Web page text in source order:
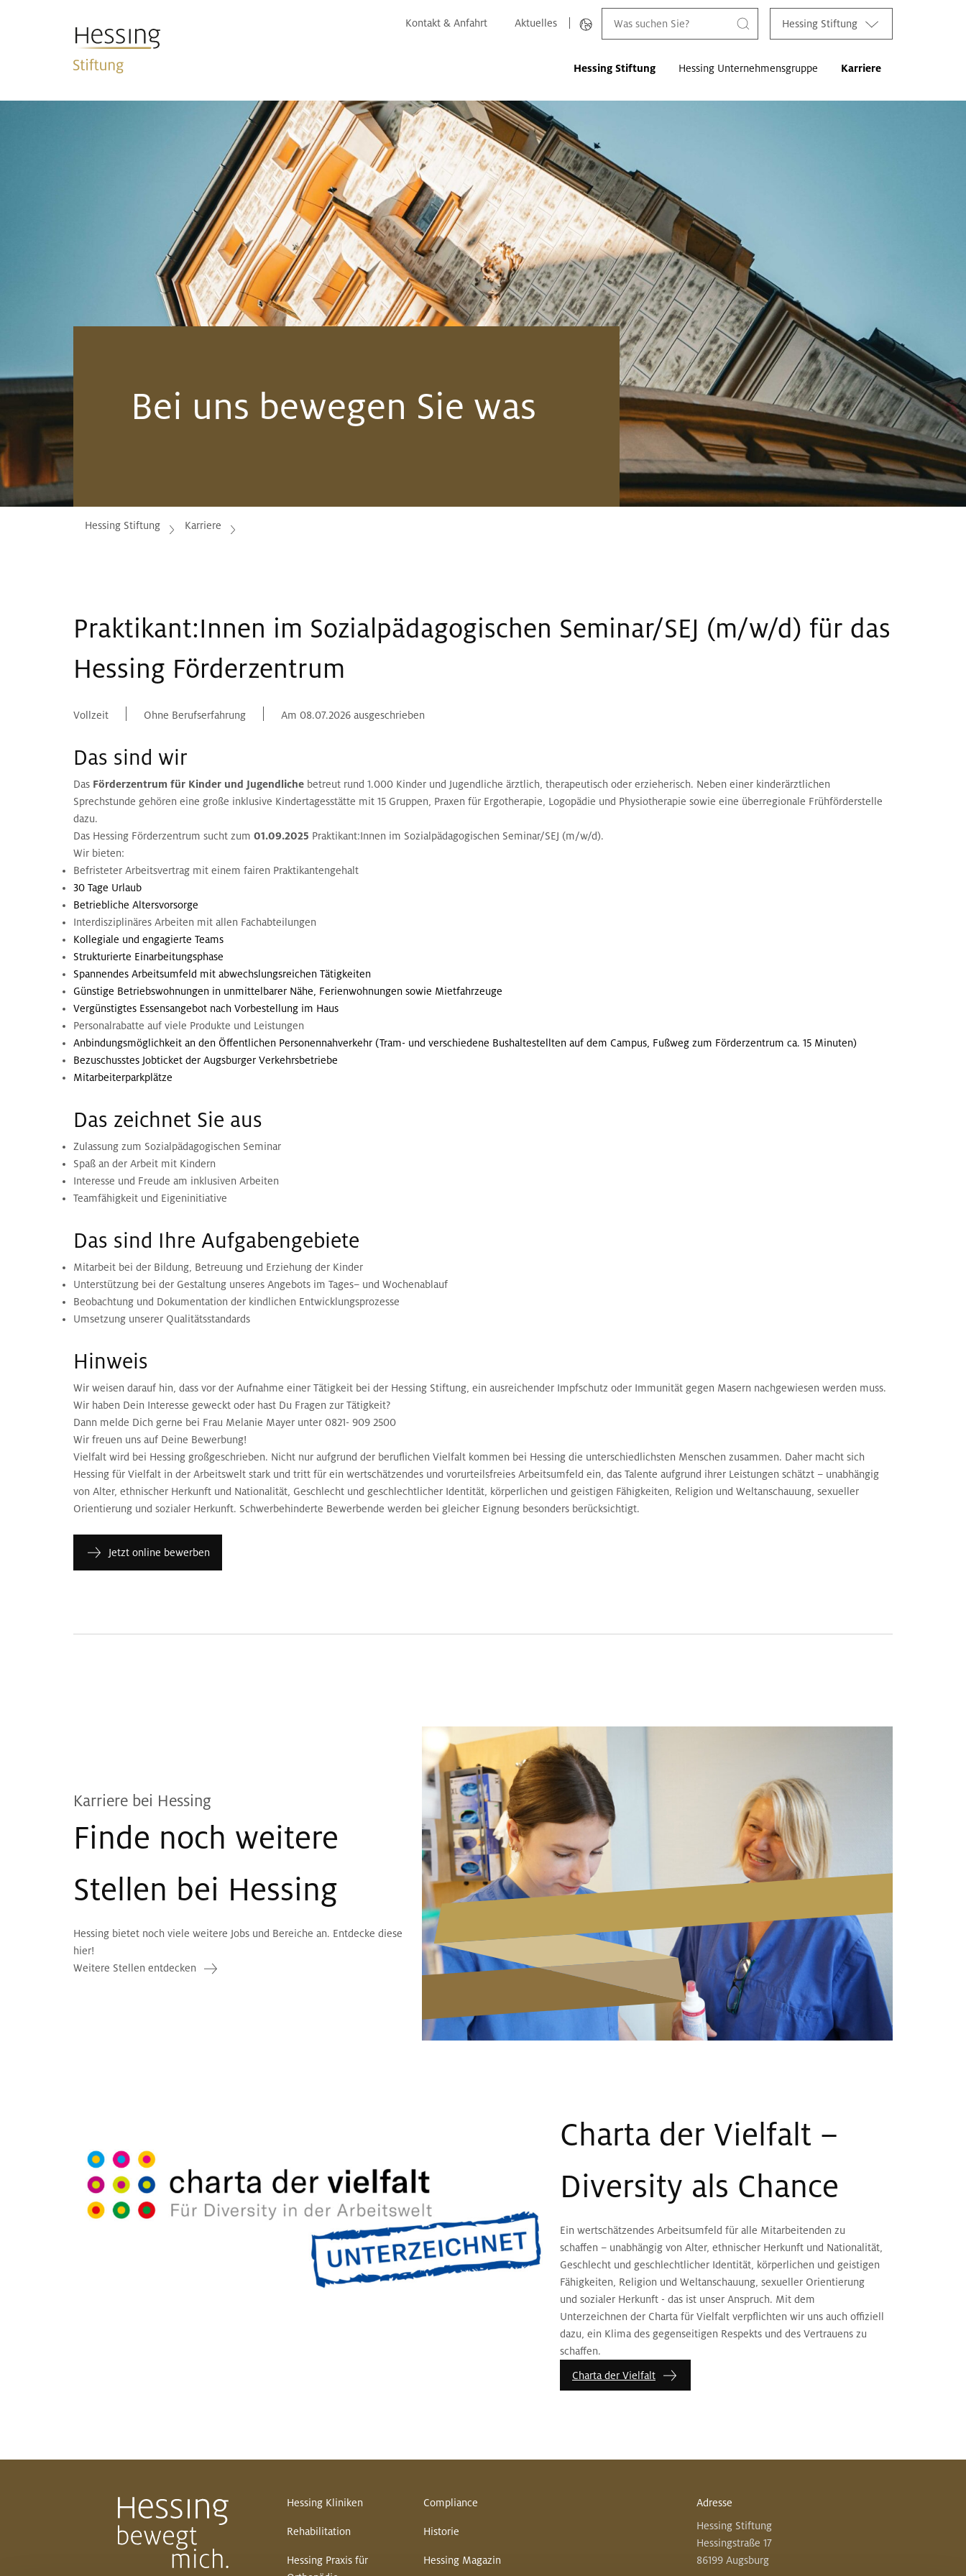
Kontakt & Anfahrt Aktuelles Hessing Stiftung
Hessing Stiftung Hessing Unternehmensgruppe Karriere
Bei uns bewegen Sie was
Hessing Stiftung Karriere
Praktikant:Innen im Sozialpädagogischen Seminar/SEJ (m/w/d) für das
Hessing Förderzentrum
Vollzeit Ohne Berufserfahrung Am 08.07.2026 ausgeschrieben
Das sind wir
Das Förderzentrum für Kinder und Jugendliche betreut rund 1.000 Kinder und Jugendliche ärztlich, therapeutisch oder erzieherisch. Neben einer kinderärztlichen
Sprechstunde gehören eine große inklusive Kindertagesstätte mit 15 Gruppen, Praxen für Ergotherapie, Logopädie und Physiotherapie sowie eine überregionale Frühförderstelle
dazu.
Das Hessing Förderzentrum sucht zum 01.09.2025 Praktikant:Innen im Sozialpädagogischen Seminar/SEJ (m/w/d).
Wir bieten:
Befristeter Arbeitsvertrag mit einem fairen Praktikantengehalt
30 Tage Urlaub
Betriebliche Altersvorsorge
Interdisziplinäres Arbeiten mit allen Fachabteilungen
Kollegiale und engagierte Teams
Strukturierte Einarbeitungsphase
Spannendes Arbeitsumfeld mit abwechslungsreichen Tätigkeiten
Günstige Betriebswohnungen in unmittelbarer Nähe, Ferienwohnungen sowie Mietfahrzeuge
Vergünstigtes Essensangebot nach Vorbestellung im Haus
Personalrabatte auf viele Produkte und Leistungen
Anbindungsmöglichkeit an den Öffentlichen Personennahverkehr (Tram- und verschiedene Bushaltestellten auf dem Campus, Fußweg zum Förderzentrum ca. 15 Minuten)
Bezuschusstes Jobticket der Augsburger Verkehrsbetriebe
Mitarbeiterparkplätze
Das zeichnet Sie aus
Zulassung zum Sozialpädagogischen Seminar
Spaß an der Arbeit mit Kindern
Interesse und Freude am inklusiven Arbeiten
Teamfähigkeit und Eigeninitiative
Das sind Ihre Aufgabengebiete
Mitarbeit bei der Bildung, Betreuung und Erziehung der Kinder
Unterstützung bei der Gestaltung unseres Angebots im Tages– und Wochenablauf
Beobachtung und Dokumentation der kindlichen Entwicklungsprozesse
Umsetzung unserer Qualitätsstandards
Hinweis
Wir weisen darauf hin, dass vor der Aufnahme einer Tätigkeit bei der Hessing Stiftung, ein ausreichender Impfschutz oder Immunität gegen Masern nachgewiesen werden muss.
Wir haben Dein Interesse geweckt oder hast Du Fragen zur Tätigkeit?
Dann melde Dich gerne bei Frau Melanie Mayer unter 0821- 909 2500
Wir freuen uns auf Deine Bewerbung!
Vielfalt wird bei Hessing großgeschrieben. Nicht nur aufgrund der beruflichen Vielfalt kommen bei Hessing die unterschiedlichsten Menschen zusammen. Daher macht sich
Hessing für Vielfalt in der Arbeitswelt stark und tritt für ein wertschätzendes und vorurteilsfreies Arbeitsumfeld ein, das Talente aufgrund ihrer Leistungen schätzt – unabhängig
von Alter, ethnischer Herkunft und Nationalität, Geschlecht und geschlechtlicher Identität, körperlichen und geistigen Fähigkeiten, Religion und Weltanschauung, sexueller
Orientierung und sozialer Herkunft. Schwerbehinderte Bewerbende werden bei gleicher Eignung besonders berücksichtigt.
Jetzt online bewerben
Karriere bei Hessing
Finde noch weitere
Stellen bei Hessing
Hessing bietet noch viele weitere Jobs und Bereiche an. Entdecke diese
hier!
Weitere Stellen entdecken
Charta der Vielfalt –
Diversity als Chance
Ein wertschätzendes Arbeitsumfeld für alle Mitarbeitenden zu
schaffen – unabhängig von Alter, ethnischer Herkunft und Nationalität,
Geschlecht und geschlechtlicher Identität, körperlichen und geistigen
Fähigkeiten, Religion und Weltanschauung, sexueller Orientierung
und sozialer Herkunft - das ist unser Anspruch. Mit dem
Unterzeichnen der Charta für Vielfalt verpflichten wir uns auch offiziell
dazu, ein Klima des gegenseitigen Respekts und des Vertrauens zu
schaffen.
Charta der Vielfalt
Hessing Kliniken
Rehabilitation
Hessing Praxis für
Compliance
Historie
Hessing Magazin
Adresse
Hessing Stiftung
Hessingstraße 17
86199 Augsburg